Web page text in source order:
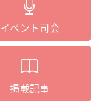
イベント司会
掲載記事